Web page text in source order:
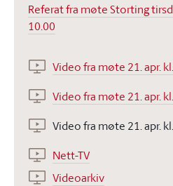
Referat fra møte Storting
10.00
Video fra møte 21. apr.
Video fra møte 21. apr.
Video fra møte 21. apr.
Nett-TV
Videoarkiv